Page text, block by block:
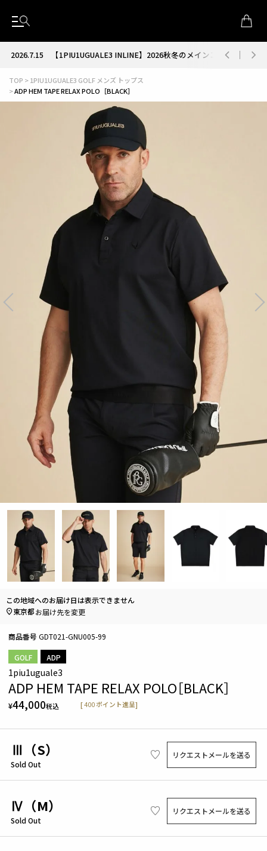
2026.7.15【1PIU1UGUALE3 INLINE】2026秋冬のメインコレクションが
TOP
1PIU1UGUALE3 GOLF メンズ トップス
ADP HEM TAPE RELAX POLO［BLACK］
GOLF ADP
1piu1uguale3
ADP HEM TAPE RELAX POLO［BLACK］
¥44,000税込 [400 ポイント進呈]
商品番号 GDT021-GNU005-99
Ⅲ（S）
Sold Out
リクエストメールを送る
Ⅳ（M）
Sold Out
リクエストメールを送る
この地域へのお届け日は表示できません
東京都お届け先を変更